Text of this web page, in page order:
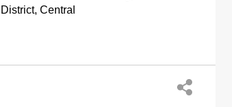
District, Central